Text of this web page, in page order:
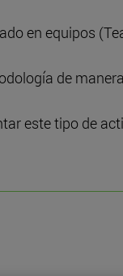
en equipos
de
este tipo de